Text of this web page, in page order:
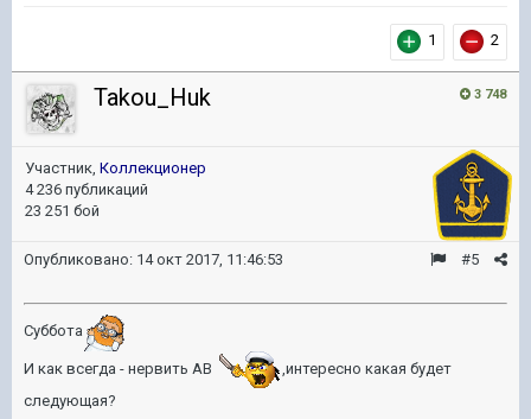
1 2
3 748
Takou_Huk
Участник, Коллекционер
4 236 публикаций
23 251 бой
#5
Опубликовано: 14 окт 2017, 11:46:53
Суббота
И как всегда - нервить АВ
,интересно какая будет
следующая?